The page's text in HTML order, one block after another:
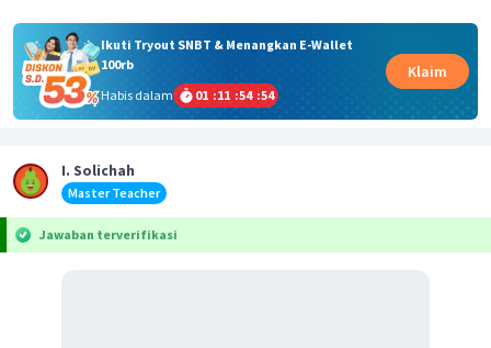
Ikuti Tryout SNBT & Menangkan E-Wallet
100rb
Habis dalam
01 :11 :54 :54
Klaim
I. Solichah
Master Teacher
Jawaban terverifikasi